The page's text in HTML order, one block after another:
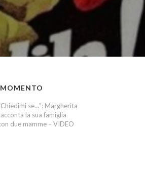
se…”: Margherita
la sua famiglia
due mamme – VIDEO